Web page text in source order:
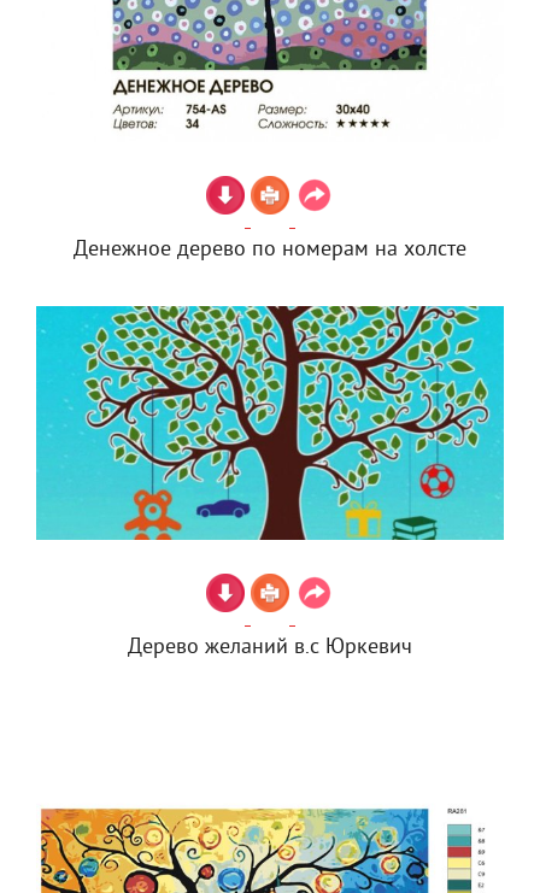
Денежное дерево по номерам на холсте
Дерево желаний в.с Юркевич